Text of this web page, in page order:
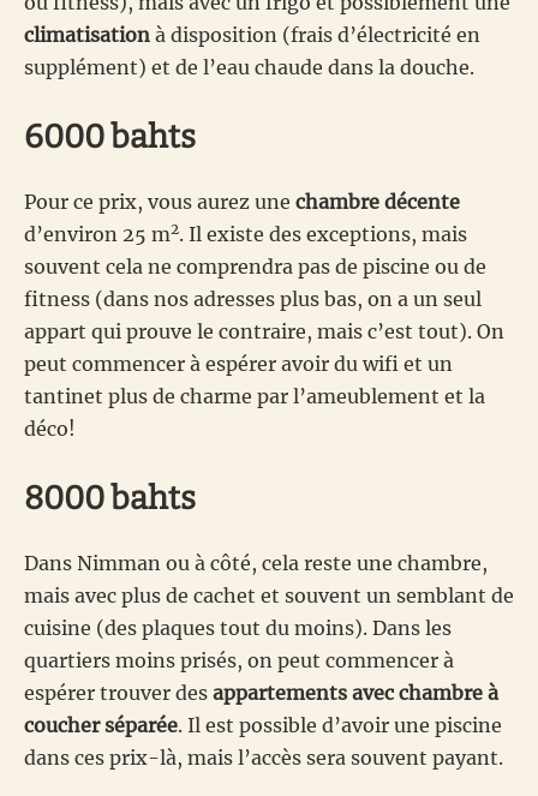
climatisation à disposition (frais d’électricité en
supplément) et de l’eau chaude dans la douche.
6000 bahts
Pour ce prix, vous aurez une chambre décente
d’environ 25 m2. Il existe des exceptions, mais
souvent cela ne comprendra pas de piscine ou de
fitness (dans nos adresses plus bas, on a un seul
appart qui prouve le contraire, mais c’est tout). On
peut commencer à espérer avoir du wifi et un
tantinet plus de charme par l’ameublement et la
déco!
8000 bahts
Dans Nimman ou à côté, cela reste une chambre,
mais avec plus de cachet et souvent un semblant de
cuisine (des plaques tout du moins). Dans les
quartiers moins prisés, on peut commencer à
espérer trouver des appartements avec chambre à
coucher séparée. Il est possible d’avoir une piscine
dans ces prix-là, mais l’accès sera souvent payant.